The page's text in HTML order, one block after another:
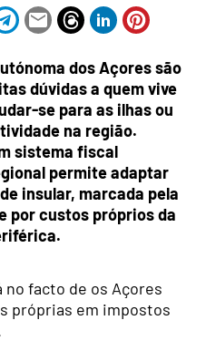
dos Açores são
dúvidas a quem vive
se para as ilhas ou
na região.
sistema fiscal
permite adaptar
insular, marcada pela
por custos próprios da
facto de os Açores
próprias em impostos